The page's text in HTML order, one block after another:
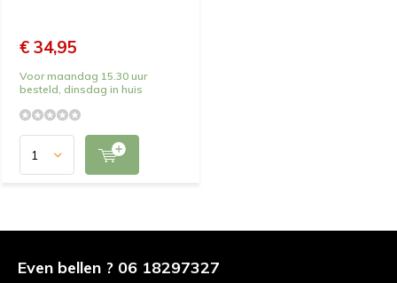
€ 34,95
Voor maandag 15.30 uur
besteld, dinsdag in huis
Even bellen ? 06 18297327